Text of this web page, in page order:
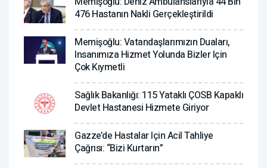
476 Hastanın Nakli Gerçekleştirildi
Memişoğlu: Vatandaşlarımızın Duaları,
Insanımıza Hizmet Yolunda Bizler Için
Çok Kıymetli
Sağlık Bakanlığı: 115 Yataklı ÇOSB Kapaklı
Devlet Hastanesi Hizmete Giriyor
Gazze’de Hastalar Için Acil Tahliye
Çağrısı: “Bizi Kurtarın”